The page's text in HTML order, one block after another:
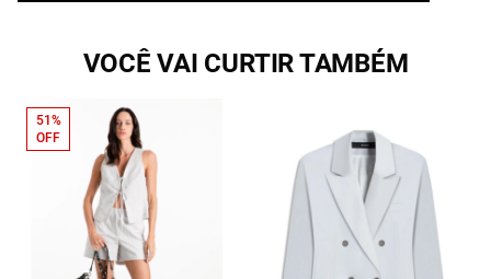
VOCÊ VAI CURTIR TAMBÉM
51%
OFF